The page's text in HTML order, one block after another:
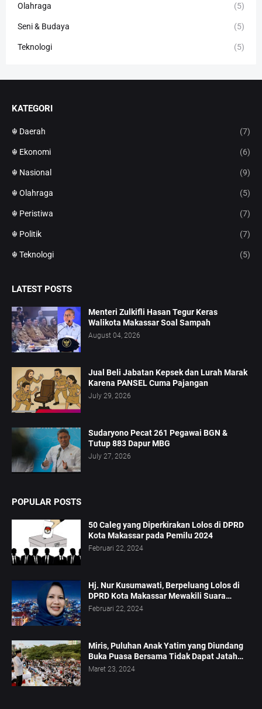
Olahraga (5)
Seni & Budaya (5)
Teknologi (5)
KATEGORI
☬ Daerah (7)
☬ Ekonomi (6)
☬ Nasional (9)
☬ Olahraga (5)
☬ Peristiwa (7)
☬ Politik (7)
☬ Teknologi (5)
LATEST POSTS
Menteri Zulkifli Hasan Tegur Keras
Walikota Makassar Soal Sampah
August 04, 2026
Jual Beli Jabatan Kepsek dan Lurah Marak
Karena PANSEL Cuma Pajangan
July 29, 2026
Sudaryono Pecat 261 Pegawai BGN &
Tutup 883 Dapur MBG
July 27, 2026
POPULAR POSTS
50 Caleg yang Diperkirakan Lolos di DPRD
Kota Makassar pada Pemilu 2024
Februari 22, 2024
Hj. Nur Kusumawati, Berpeluang Lolos di
DPRD Kota Makassar Mewakili Suara
Perempuan Dapil 2
Februari 22, 2024
Miris, Puluhan Anak Yatim yang Diundang
Buka Puasa Bersama Tidak Dapat Jatah
Makan dan Infaq
Maret 23, 2024